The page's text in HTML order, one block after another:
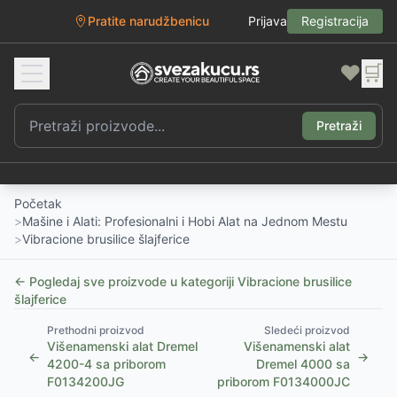
Pratite narudžbenicu Prijava Registracija
❤️ 🛒
Pretraži
Početak
>Mašine i Alati: Profesionalni i Hobi Alat na Jednom Mestu
>Vibracione brusilice šlajferice
← Pogledaj sve proizvode u kategoriji Vibracione brusilice
šlajferice
←
Prethodni proizvod
Višenamenski alat Dremel
4200-4 sa priborom
F0134200JG
Sledeći proizvod
Višenamenski alat
Dremel 4000 sa
priborom F0134000JC
→